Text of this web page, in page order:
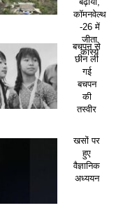
कॉमनवेल्थ
-26 में
जीता
कांस्य
बचपन से
छीन ली
गई
बचपन
की
तस्वीर
खसों पर
हुए
वैज्ञानिक
अध्ययन